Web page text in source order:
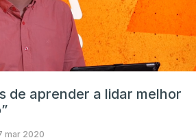
de aprender a lidar melhor
mar 2020